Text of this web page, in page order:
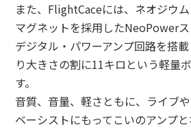
また、FlightCaceには、ネオジウ
マグネットを採用したNeoPower
デジタル・パワーアンプ回路を搭
り大きさの割に11キロという軽量
す。
音質、音量、軽さともに、ライブ
ベーシストにもってこいのアンプと